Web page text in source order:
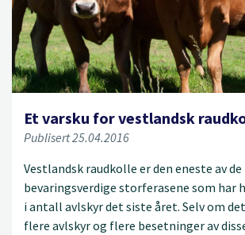
Et varsku for vestlandsk
Publisert 25.04.2016
Vestlandsk raudkolle er den eneste av de
bevaringsverdige storferasene som har
i antall avlskyr det siste året. Selv om
flere avlskyr og flere besetninger av